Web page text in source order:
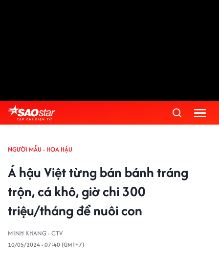
NGƯỜI MẪU - HOA HẬU
Á hậu Việt từng bán bánh tráng
trộn, cá khô, giờ chi 300
triệu/tháng để nuôi con
MINH KHANG - CTV
10/05/2024 - 07:40 (GMT+7)